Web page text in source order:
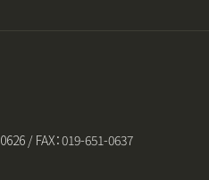
/ FAX：019-651-0637